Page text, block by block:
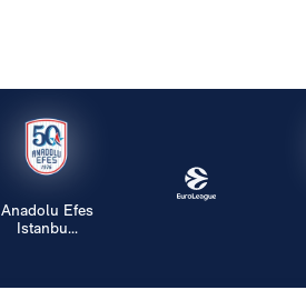
Anadolu Efes
Istanbu...